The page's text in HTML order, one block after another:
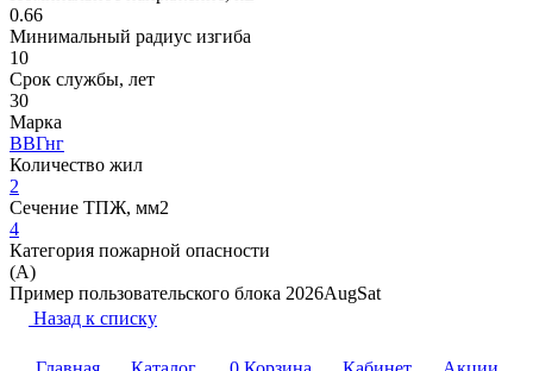
0.66
Минимальный радиус изгиба
10
Срок службы, лет
30
Марка
ВВГнг
Количество жил
2
Сечение ТПЖ, мм2
4
Категория пожарной опасности
(A)
Пример пользовательского блока 2026AugSat
Назад к списку